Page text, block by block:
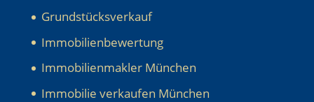
Grundstücksverkauf
Immobilienbewertung
Immobilienmakler München
Immobilie verkaufen München